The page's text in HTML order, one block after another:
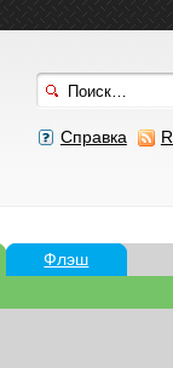
Справка
Флэш